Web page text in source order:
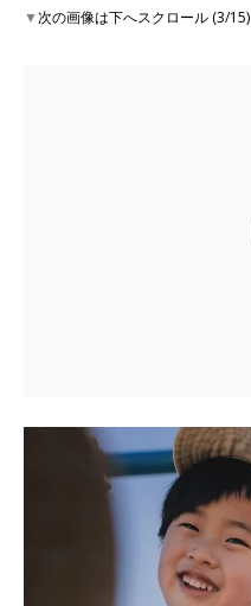
▼次の画像は下へスクロール (3/15)